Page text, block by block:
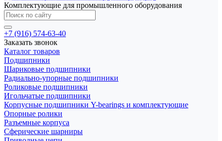
Комплектующие для промышленного оборудования
+7 (916) 574-63-40
Заказать звонок
Каталог товаров
Подшипники
Шариковые подшипники
Радиально-упорные подшипники
Роликовые подшипники
Игольчатые подшипники
Корпусные подшипники Y-bearings и комплектующие
Опорные ролики
Разъемные корпуса
Сферические шарниры